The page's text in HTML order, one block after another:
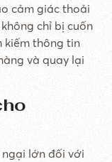
cảm giác thoải
chỉ bị cuốn
kiếm thông tin
và quay lại
lớn đối với